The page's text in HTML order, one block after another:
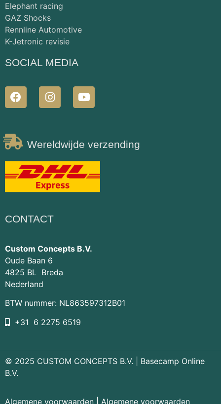
Elephant racing
GAZ Shocks
Rennline Automotive
K-Jetronic revisie
SOCIAL MEDIA
Wereldwijde verzending
CONTACT
Custom Concepts B.V.
Oude Baan 6
4825 BL Breda
Nederland
BTW nummer: NL863597312B01
+31 6 2275 6519
© 2025 CUSTOM CONCEPTS B.V. | Basecamp Online
B.V.
Algemene voorwaarden Algemene voorwaarden